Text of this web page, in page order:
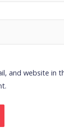
and website in